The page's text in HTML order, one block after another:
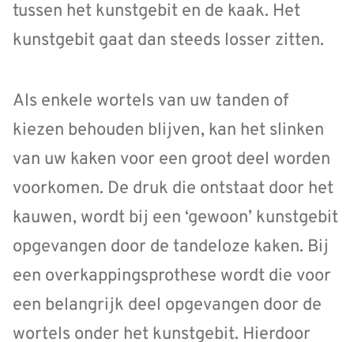
tussen het kunstgebit en de kaak. Het
kunstgebit gaat dan steeds losser zitten.
Als enkele wortels van uw tanden of
kiezen behouden blijven, kan het slinken
van uw kaken voor een groot deel worden
voorkomen. De druk die ontstaat door het
kauwen, wordt bij een ‘gewoon’ kunstgebit
opgevangen door de tandeloze kaken. Bij
een overkappingsprothese wordt die voor
een belangrijk deel opgevangen door de
wortels onder het kunstgebit. Hierdoor